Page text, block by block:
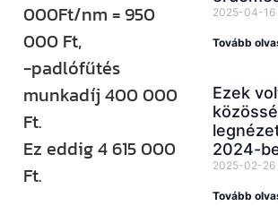
000Ft/nm = 950
000 Ft,
-padlófűtés
munkadíj 400 000
Ft.
Ez eddig 4 615 000
Ft.
2025-04-16
Tovább
Ezek
2024-
2025-02-26
Tovább